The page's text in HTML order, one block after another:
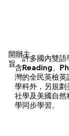
許多國內雙語
含Reading、
灣的全民英檢
學科外，另規
社學及美國自
學同步學習。
開辦主
旨